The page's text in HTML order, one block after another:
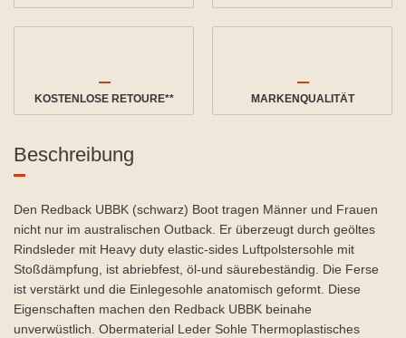
KOSTENLOSE RETOURE** MARKENQUALITÄT
Beschreibung
Den Redback UBBK (schwarz) Boot tragen Männer und Frauen
nicht nur im australischen Outback. Er überzeugt durch geöltes
Rindsleder mit Heavy duty elastic-sides Luftpolstersohle mit
Stoßdämpfung, ist abriebfest, öl-und säurebeständig. Die Ferse
ist verstärkt und die Einlegesohle anatomisch geformt. Diese
Eigenschaften machen den Redback UBBK beinahe
unverwüstlich. Obermaterial Leder Sohle Thermoplastisches